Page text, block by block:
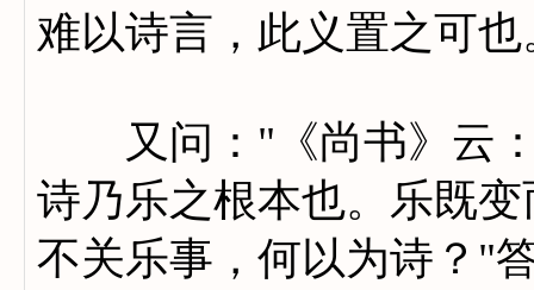
难以诗言，此义置之可
又问："《尚书》云：'
诗乃乐之根本也。乐既
不关乐事，何以为诗？"